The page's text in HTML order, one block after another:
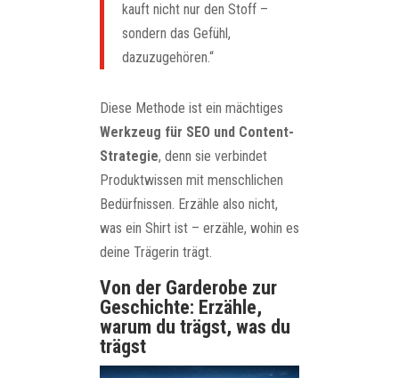
kauft nicht nur den Stoff –
sondern das Gefühl,
dazuzugehören.“
Diese Methode ist ein mächtiges
Werkzeug für SEO und Content-
Strategie, denn sie verbindet
Produktwissen mit menschlichen
Bedürfnissen. Erzähle also nicht,
was ein Shirt ist – erzähle, wohin es
deine Trägerin trägt.
Von der Garderobe zur
Geschichte: Erzähle,
warum du trägst, was du
trägst